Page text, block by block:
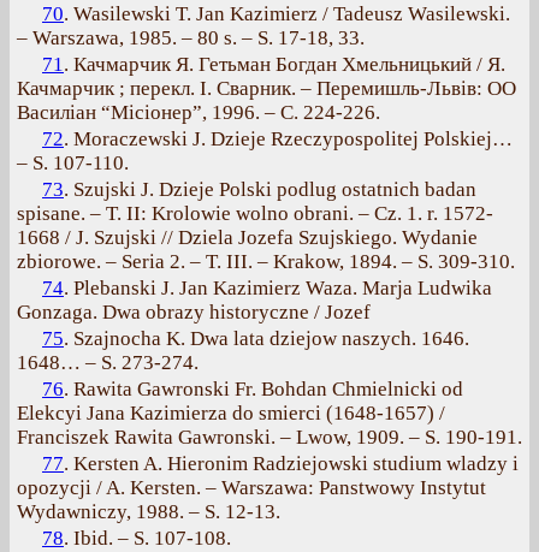
70. Wasilewski T. Jan Kazimierz / Tadeusz Wasilewski.
– Warszawa, 1985. – 80 s. – S. 17-18, 33.
71. Качмарчик Я. Гетьман Богдан Хмельницький / Я.
Качмарчик ; перекл. І. Сварник. – Перемишль-Львів: ОО
Василіан “Місіонер”, 1996. – C. 224-226.
72. Moraczewski J. Dzieje Rzeczypospolitej Polskiej…
– S. 107-110.
73. Szujski J. Dzieje Polski podlug ostatnich badan
spisane. – T. II: Krolowie wolno obrani. – Cz. 1. r. 1572-
1668 / J. Szujski // Dziela Jozefa Szujskiego. Wydanie
zbiorowe. – Seria 2. – T. III. – Krakow, 1894. – S. 309-310.
74. Plebanski J. Jan Kazimierz Waza. Marja Ludwika
Gonzaga. Dwa obrazy historyczne / Jozef
75. Szajnocha K. Dwa lata dziejow naszych. 1646.
1648… – S. 273-274.
76. Rawita Gawronski Fr. Bohdan Chmielnicki od
Elekcyi Jana Kazimierza do smierci (1648-1657) /
Franciszek Rawita Gawronski. – Lwow, 1909. – S. 190-191.
77. Kersten A. Hieronim Radziejowski studium wladzy i
opozycji / A. Kersten. – Warszawa: Panstwowy Instytut
Wydawniczy, 1988. – S. 12-13.
78. Ibid. – S. 107-108.